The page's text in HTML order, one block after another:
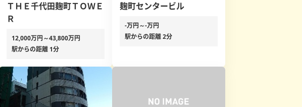
ＴＨＥ千代田麹町ＴＯＷＥ
Ｒ
12,000万円～43,800万円
駅からの距離 1分
麹町センタービル
-万円～-万円
駅からの距離 2分